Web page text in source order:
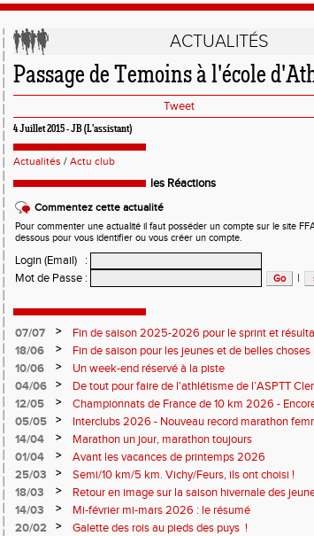
ACTUALITÉS
Passage de Temoins à l'école
Tweet
4 Juillet 2015 - JB (L'assistant)
Actualités / Actu club
les Réactions
Commentez cette actualité
Pour commenter une actualité il faut posséder un compte sur le site
dessous pour vous identifier ou vous créer un compte.
Login (Email)
:
Mot de Passe : |
07/07 >
Fin de saison 2025-2026 pour le sprint et
18/06
>
Fin de saison pour les jeunes et de belles
10/06
>
Un week-end réservé à la piste
04/06
>
De tout pour faire de l'athlétisme de l’ASPTT
monde souriant
12/05 >
Championnats de France de 10 km 2026 -
Soirées piste
05/05 >
Interclubs 2026 - Nouveau record marathon
résultats
14/04 >
Marathon un jour, marathon toujours
01/04
>
Avant les vacances de printemps 2026
25/03
>
Semi/10 km/5 km. Vichy/Feurs, ils ont choisi !
18/03
>
Retour en image sur la saison hivernale des
14/03
>
Mi-février mi-mars 2026 : le résumé
20/02
>
Galette des rois au pieds des puys !